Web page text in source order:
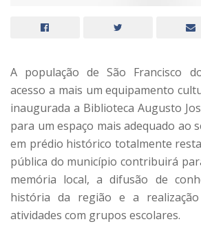
A população de São Francisco
acesso a mais um equipamento
inaugurada a Biblioteca Augusto
para um espaço mais adequado ao
em prédio histórico totalmente
pública do município contribuirá
memória local, a difusão de
história da região e a
atividades com grupos escolares.